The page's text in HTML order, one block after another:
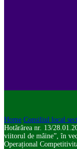
Home Consiliul local
Hotărârea nr. 13/
viitorul de mâine”, în
Operațional